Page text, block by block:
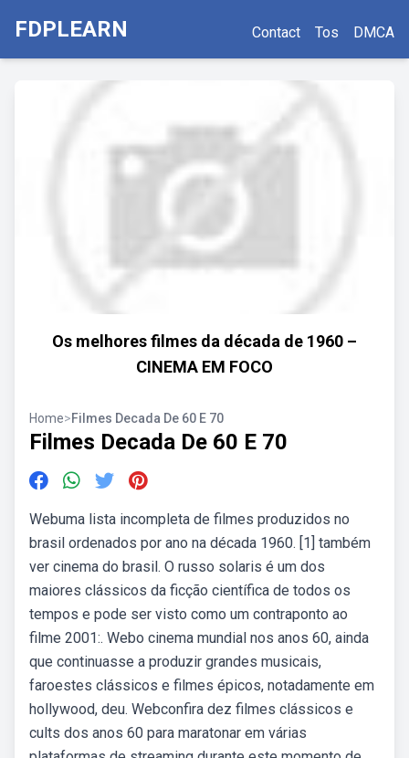
FDPLEARN Contact Tos DMCA
Os melhores filmes da década de 1960 –
CINEMA EM FOCO
Home>Filmes Decada De 60 E 70
Filmes Decada De 60 E 70
Webuma lista incompleta de filmes produzidos no
brasil ordenados por ano na década 1960. [1] também
ver cinema do brasil. O russo solaris é um dos
maiores clássicos da ficção científica de todos os
tempos e pode ser visto como um contraponto ao
filme 2001:. Webo cinema mundial nos anos 60, ainda
que continuasse a produzir grandes musicais,
faroestes clássicos e filmes épicos, notadamente em
hollywood, deu. Webconfira dez filmes clássicos e
cults dos anos 60 para maratonar em várias